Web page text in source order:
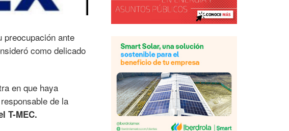
preocupación ante
como delicado
en que haya
de la
T-MEC.